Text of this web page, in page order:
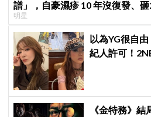
譜」，自豪濕疹 10 年沒復發、
餐
明星
以為YG很自
紀人許可！
《金特務》